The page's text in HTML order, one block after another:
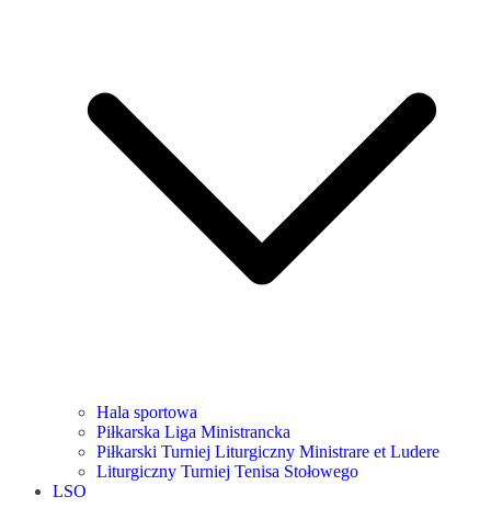
Hala sportowa
Piłkarska Liga Ministrancka
Piłkarski Turniej Liturgiczny Ministrare et Ludere
Liturgiczny Turniej Tenisa Stołowego
LSO